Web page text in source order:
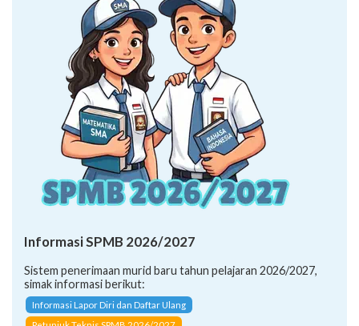
Informasi SPMB 2026/2027
Sistem penerimaan murid baru tahun pelajaran 2026/2027,
simak informasi berikut:
Informasi Lapor Diri dan Daftar Ulang